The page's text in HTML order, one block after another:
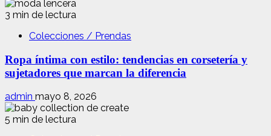
3 min de lectura
Colecciones / Prendas
Ropa íntima con estilo: tendencias en corsetería y
sujetadores que marcan la diferencia
admin mayo 8, 2026
5 min de lectura